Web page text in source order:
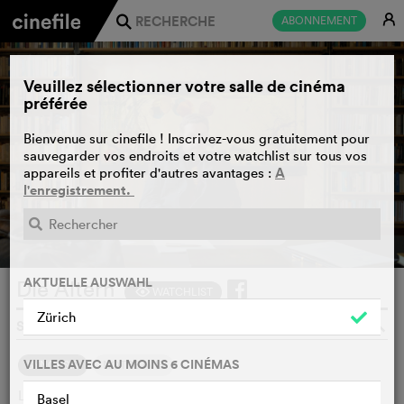
ABONNEMENT E
j
Die Ältern WATCHLIST
SÖNKE WORTMANN, ALLEMAGNE, 2026
SYNOPSIS NOTRE AVIS
Les enfants de l'écrivain Hannes sont sur le point de quitter
Veuillez sélectionner votre salle de cinéma
préférée
Bienvenue sur cinefile ! Inscrivez-vous gratuitement pour
sauvegarder vos endroits et votre watchlist sur tous vos
appareils et profiter d'autres avantages : A
l'enregistrement.
AKTUELLE AUSWAHL
Zürich
VILLES AVEC AU MOINS 6 CINÉMAS
Basel